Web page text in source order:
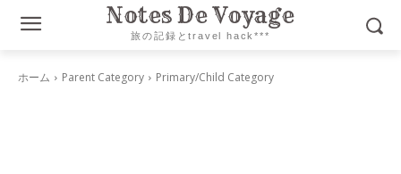
Notes De Voyage
旅の記録とtravel hack***
ホーム Parent Category Primary/Child Category